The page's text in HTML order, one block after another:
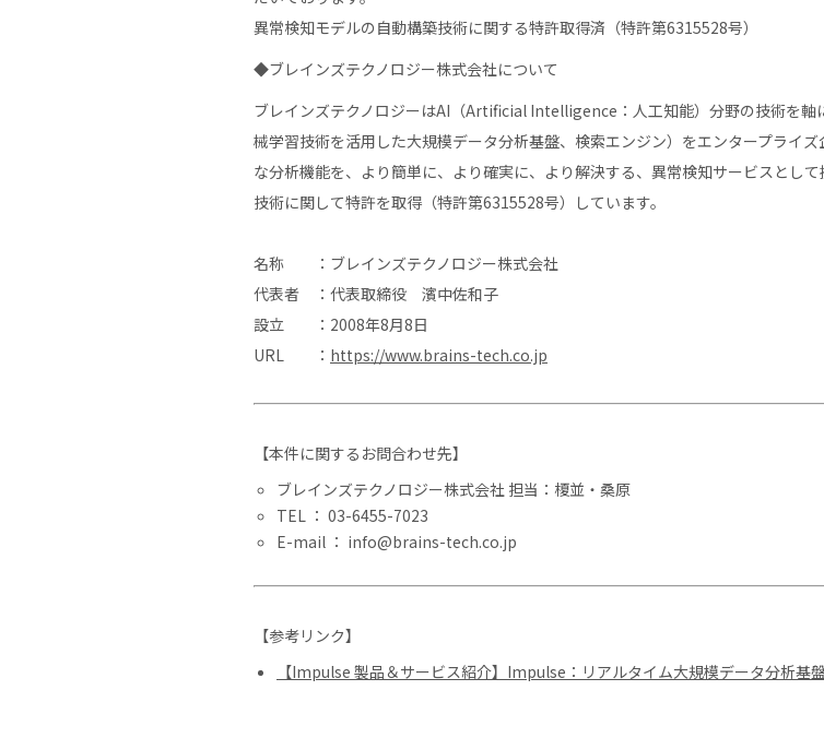
異常検知モデルの自動構築技術に関する特許取得済（特許第6315528号）
◆ブレインズテクノロジー株式会社について
ブレインズテクノロジーはAI（Artificial Intelligence：人工知能）分野の技術を軸
械学習技術を活用した大規模データ分析基盤、検索エンジン）をエンタープライ
な分析機能を、より簡単に、より確実に、より解決する、異常検知サービスとし
技術に関して特許を取得（特許第6315528号）しています。
名称 ：ブレインズテクノロジー株式会社
代表者 ：代表取締役 濱中佐和子
設立 ：2008年8月8日
URL ： https://www.brains-tech.co.jp
【本件に関するお問合わせ先】
ブレインズテクノロジー株式会社 担当：榎並・桑原
TEL ： 03-6455-7023
E-mail ： info@brains-tech.co.jp
【参考リンク】
【Impulse 製品＆サービス紹介】Impulse：リアルタイム大規模データ分析基